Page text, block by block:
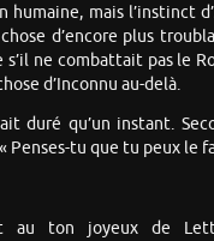
humaine, mais l’instinct
d’encore plus
s’il ne combattait pas le
d’Inconnu au-delà.
duré qu’un instant.
Penses-tu que tu peux le
au ton joyeux de